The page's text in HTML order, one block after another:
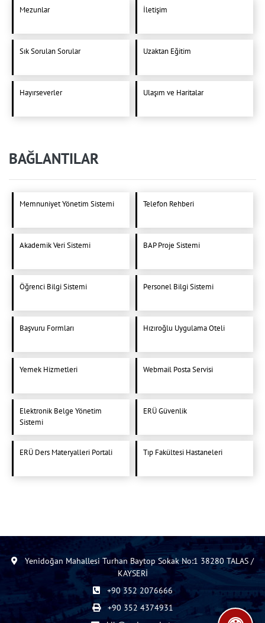
Mezunlar İletişim
Sık Sorulan Sorular Uzaktan Eğitim
Hayırseverler Ulaşım ve Haritalar
BAĞLANTILAR
Memnuniyet Yönetim Sistemi Telefon Rehberi
Akademik Veri Sistemi BAP Proje Sistemi
Öğrenci Bilgi Sistemi Personel Bilgi Sistemi
Başvuru Formları Hızıroğlu Uygulama Oteli
Yemek Hizmetleri Webmail Posta Servisi
Elektronik Belge Yönetim
Sistemi
ERÜ Güvenlik
ERÜ Ders Materyalleri Portali Tıp Fakültesi Hastaneleri
Yenidoğan Mahallesi Turhan Baytop Sokak No:1 38280 TALAS /
KAYSERİ
+90 352 2076666
+90 352 4374931